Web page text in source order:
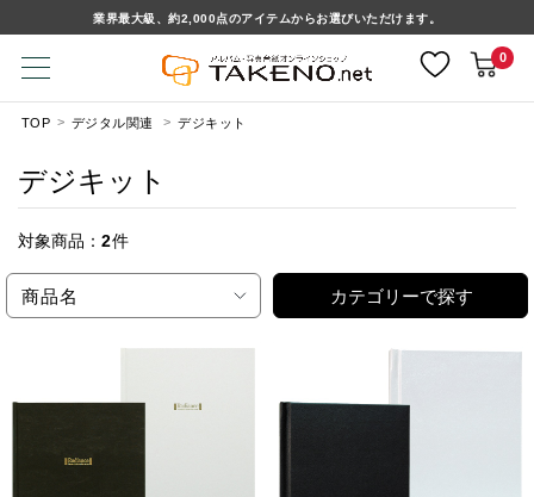
業界最大級、約2,000点のアイテムからお選びいただけます。
0
TOP デジタル関連 デジキット
デジキット
対象商品： 2件
商品名 カテゴリーで探す